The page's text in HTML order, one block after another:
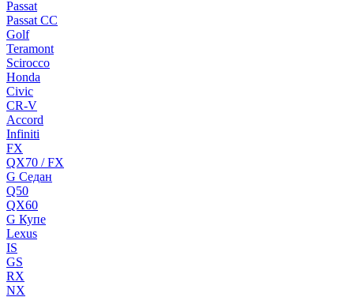
Passat
Passat CC
Golf
Teramont
Scirocco
Honda
Civic
CR-V
Accord
Infiniti
FX
QX70 / FX
G Cедан
Q50
QX60
G Купе
Lexus
IS
GS
RX
NX